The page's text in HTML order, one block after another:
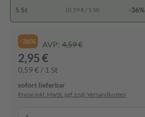
5 St (0,59 € / 1 St) -36%
-36% AVP: 4,59 €
2,95 €
0,59 € / 1 St
sofort lieferbar
Preise inkl. MwSt. ggf. zzgl. Versandkosten